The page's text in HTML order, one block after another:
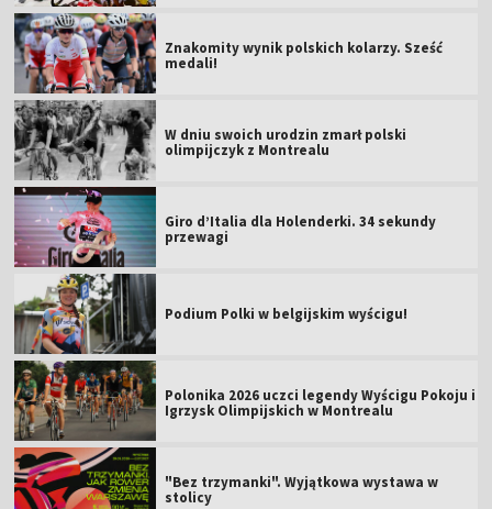
Znakomity wynik polskich kolarzy. Sześć
medali!
W dniu swoich urodzin zmarł polski
olimpijczyk z Montrealu
Giro d’Italia dla Holenderki. 34 sekundy
przewagi
Podium Polki w belgijskim wyścigu!
Polonika 2026 uczci legendy Wyścigu Pokoju i
Igrzysk Olimpijskich w Montrealu
"Bez trzymanki". Wyjątkowa wystawa w
stolicy